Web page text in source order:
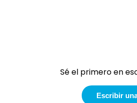
Sé el primero en
Escribir